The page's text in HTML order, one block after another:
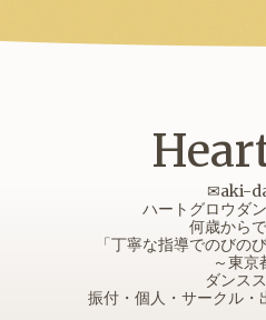
✉aki-
ハートグロウダ
何歳から
「丁寧な指導でのびの
～東京
ダンス
振付・個人・サークル